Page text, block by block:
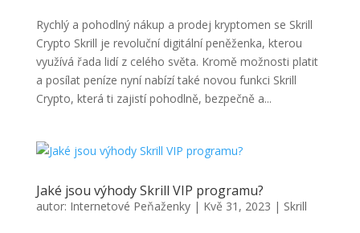
Rychlý a pohodlný nákup a prodej kryptomen se Skrill
Crypto Skrill je revoluční digitální peněženka, kterou
využívá řada lidí z celého světa. Kromě možnosti platit
a posílat peníze nyní nabízí také novou funkci Skrill
Crypto, která ti zajistí pohodlně, bezpečně a...
Jaké jsou výhody Skrill VIP programu?
autor: Internetové Peňaženky| Kvě 31, 2023 | Skrill